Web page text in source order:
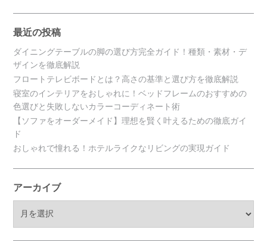
最近の投稿
ダイニングテーブルの脚の選び方完全ガイド！種類・素材・デ
ザインを徹底解説
フロートテレビボードとは？高さの基準と選び方を徹底解説
寝室のインテリアをおしゃれに！ベッドフレームのおすすめの
色選びと失敗しないカラーコーディネート術
【ソファをオーダーメイド】理想を賢く叶えるための徹底ガイ
ド
おしゃれで憧れる！ホテルライクなリビングの実現ガイド
アーカイブ